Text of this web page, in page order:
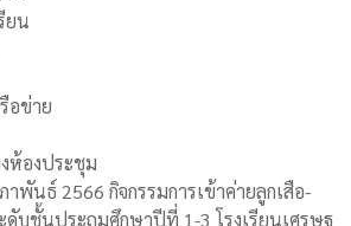
ยน
อข่าย
ห้องประชุม
พันธ์ 2566 กิจกรรมการเข้าค่ายลูกเสือ-
ดับชั้นประถมศึกษาปีที่ 1-3 โรงเรียนเศรษฐ